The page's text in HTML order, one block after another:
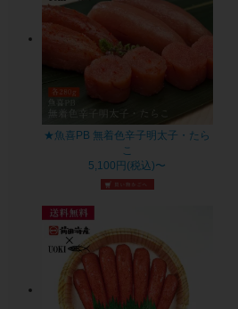
★魚喜PB 無着色辛子明太子・たら
こ
5,100円(税込)〜